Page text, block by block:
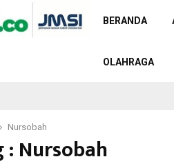
BERANDA
OLAHRAGA
Nursobah
: Nursobah